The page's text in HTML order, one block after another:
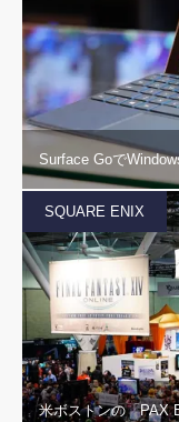
Surface Goで
SQUARE ENIX
米ボストンの「PAX